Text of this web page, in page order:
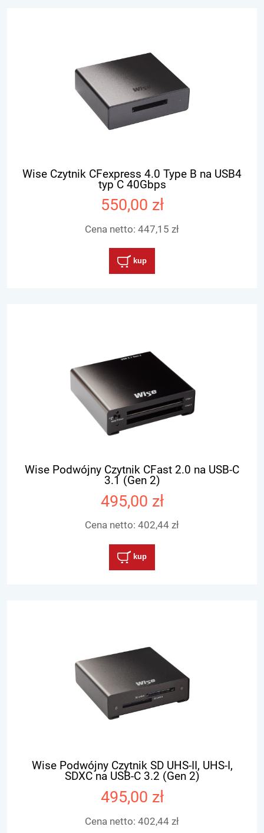
Wise Czytnik CFexpress 4.0 Type B na USB4
typ C 40Gbps
550,00 zł
Cena netto: 447,15 zł
kup
Wise Podwójny Czytnik CFast 2.0 na USB-C
3.1 (Gen 2)
495,00 zł
Cena netto: 402,44 zł
kup
Wise Podwójny Czytnik SD UHS-II, UHS-I,
SDXC na USB-C 3.2 (Gen 2)
495,00 zł
Cena netto: 402,44 zł